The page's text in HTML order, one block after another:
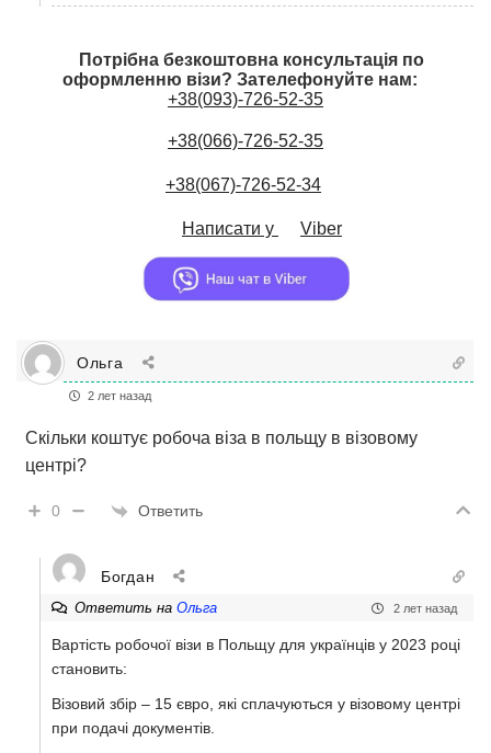
Потрібна безкоштовна консультація по
оформленню візи? Зателефонуйте нам:
+38(093)-726-52-35
+38(066)-726-52-35
+38(067)-726-52-34
Написати у Viber
Ольга
2 лет назад
Скільки коштує робоча віза в польщу в візовому
центрі?
0 Ответить
Богдан
Ответить на Ольга 2 лет назад
Вартість робочої візи в Польщу для українців у 2023 році
становить:
Візовий збір – 15 євро, які сплачуються у візовому центрі
при подачі документів.